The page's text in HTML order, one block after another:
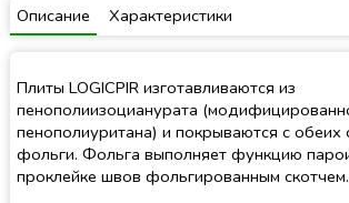
Описание Характеристики
Плиты LOGICPIR изготавливаются из
пенополиизоцианурата
пенополиуритана) и покрываются с обеих
фольги. Фольга выполняет функцию
проклейке швов фольгированным скотчем.